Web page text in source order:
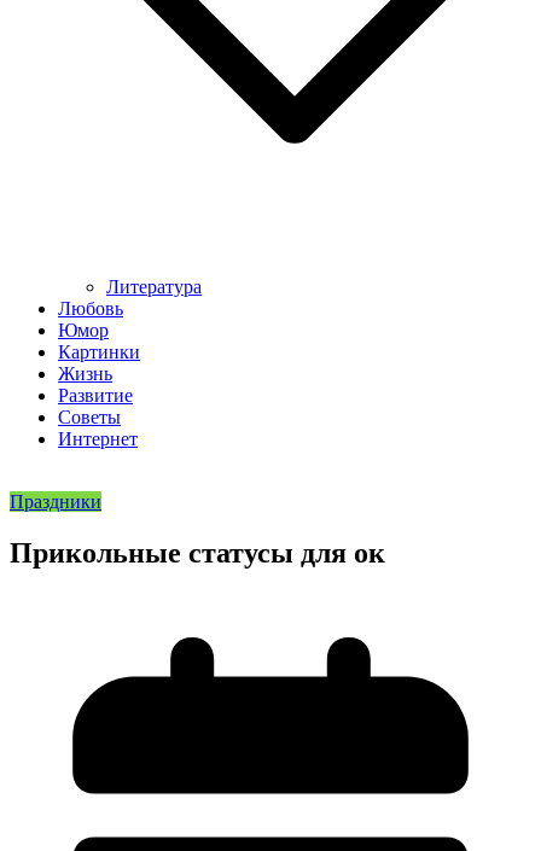
Литература
Любовь
Юмор
Картинки
Жизнь
Развитие
Советы
Интернет
Праздники
Прикольные статусы для ок